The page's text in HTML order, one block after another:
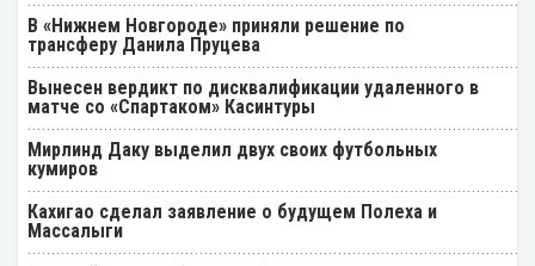
В «Нижнем Новгороде» приняли решение по
трансферу Данила Пруцева
Вынесен вердикт по дисквалификации удаленного в
матче со «Спартаком» Касинтуры
Мирлинд Даку выделил двух своих футбольных
кумиров
Кахигао сделал заявление о будущем Полеха и
Массалыги